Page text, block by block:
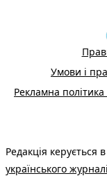
Умови і
Рекламна
Редакція керується
українського